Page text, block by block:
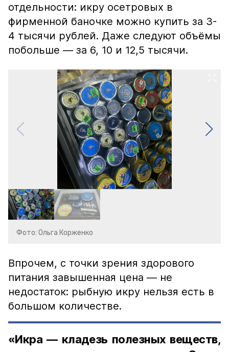
отдельности: икру осетровых в
фирменной баночке можно купить за 3-
4 тысячи рублей. Даже следуют объёмы
побольше — за 6, 10 и 12,5 тысячи.
Фото: Ольга Корженко
Впрочем, с точки зрения здорового
питания завышенная цена — не
недостаток: рыбную икру нельзя есть в
большом количестве.
«Икра — кладезь полезных веществ,